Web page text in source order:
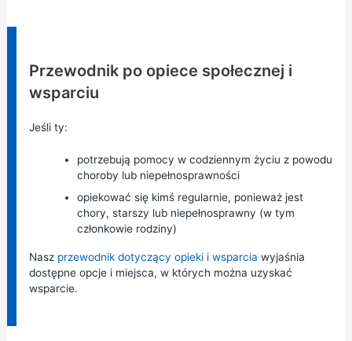
Przewodnik po opiece społecznej i
wsparciu
Jeśli ty:
potrzebują pomocy w codziennym życiu z powodu
choroby lub niepełnosprawności
opiekować się kimś regularnie, ponieważ jest
chory, starszy lub niepełnosprawny (w tym
członkowie rodziny)
Nasz przewodnik dotyczący opieki i wsparcia wyjaśnia
dostępne opcje i miejsca, w których można uzyskać
wsparcie.